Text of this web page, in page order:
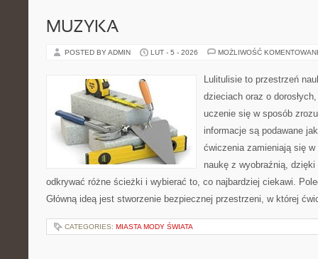
MUZYKA
POSTED BY ADMIN LUT - 5 - 2026 MOŻLIWOŚĆ
Lulitulisie to przestrzeń
dzieciach oraz o
uczenie się w sposób
informacje są podawane
ćwiczenia zamieniają się
naukę z wyobraźnią,
odkrywać różne ścieżki i wybierać to, co najbardziej ciekawi.
Główną ideą jest stworzenie bezpiecznej przestrzeni, w której
CATEGORIES: MIASTA MODY ŚWIATA